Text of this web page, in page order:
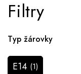
Filtry
Typ žárovky
E14 (1)